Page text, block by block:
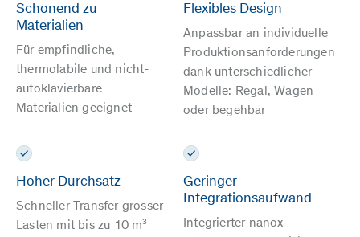
Schonend zu
Materialien
Für empfindliche,
thermolabile und nicht-
autoklavierbare
Materialien geeignet
Flexibles Design
Anpassbar an individuelle
Produktionsanforderungen
dank unterschiedlicher
Modelle: Regal, Wagen
oder begehbar
Hoher Durchsatz
Schneller Transfer grosser
Lasten mit bis zu 10 m³
Geringer
Integrationsaufwand
Integrierter nanox-